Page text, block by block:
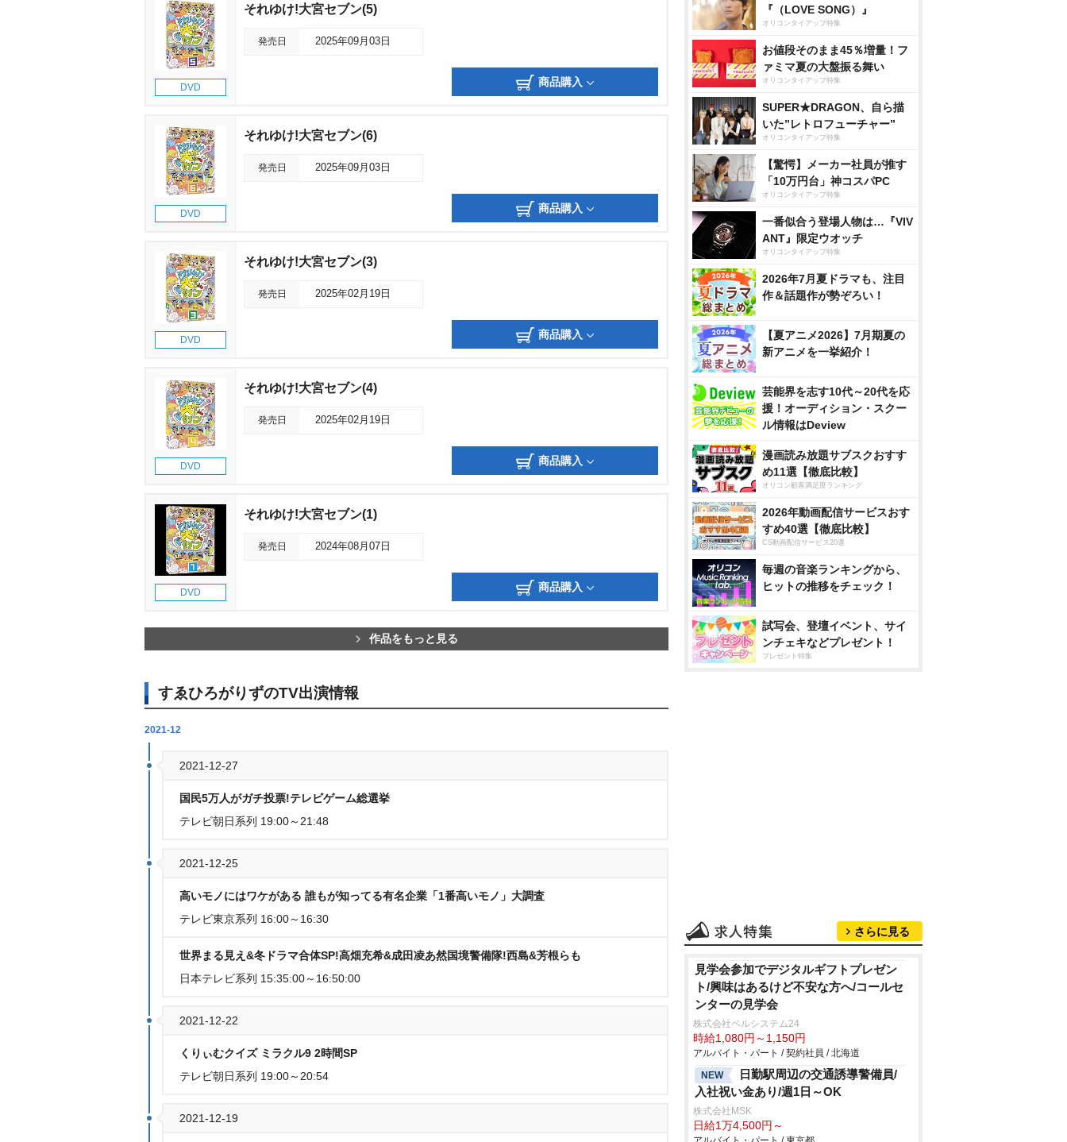
DVD
それゆけ!大宮セブン(5)
発売日 2025年09月03日
商品購入
DVD
それゆけ!大宮セブン(6)
発売日 2025年09月03日
商品購入
DVD
それゆけ!大宮セブン(3)
発売日 2025年02月19日
商品購入
DVD
それゆけ!大宮セブン(4)
発売日 2025年02月19日
商品購入
DVD
それゆけ!大宮セブン(1)
発売日 2024年08月07日
商品購入
作品をもっと見る
すゑひろがりずのTV出演情報
2021-12
2021-12-27
国民5万人がガチ投票!テレビゲーム総選挙
テレビ朝日系列 19:00～21:48
2021-12-25
高いモノにはワケがある 誰もが知ってる有名企業「1番高いモノ」大調査
テレビ東京系列 16:00～16:30
世界まる見え&冬ドラマ合体SP!高畑充希&成田凌あ然国境警備隊!西島&芳根らも
日本テレビ系列 15:35:00～16:50:00
2021-12-22
くりぃむクイズ ミラクル9 2時間SP
テレビ朝日系列 19:00～20:54
2021-12-19
『（LOVE SONG）』
オリコンタイアップ特集
お値段そのまま45％増量！フ
ァミマ夏の大盤振る舞い
オリコンタイアップ特集
SUPER★DRAGON、自ら描
いた”レトロフューチャー”
オリコンタイアップ特集
【驚愕】メーカー社員が推す
「10万円台」神コスパPC
オリコンタイアップ特集
一番似合う登場人物は…『VIV
ANT』限定ウオッチ
オリコンタイアップ特集
2026年7月夏ドラマも、注目
作＆話題作が勢ぞろい！
【夏アニメ2026】7月期夏の
新アニメを一挙紹介！
芸能界を志す10代～20代を応
援！オーディション・スクー
ル情報はDeview
漫画読み放題サブスクおすす
め11選【徹底比較】
オリコン顧客満足度ランキング
2026年動画配信サービスおす
すめ40選【徹底比較】
CS動画配信サービス20選
毎週の音楽ランキングから、
ヒットの推移をチェック！
試写会、登壇イベント、サイ
ンチェキなどプレゼント！
プレゼント特集
さらに見る
見学会参加でデジタルギフトプレゼン
ト/興味はあるけど不安な方へ/コールセ
ンターの見学会
株式会社ベルシステム24
時給1,080円～1,150円
アルバイト・パート / 契約社員 / 北海道
NEW
日勤駅周辺の交通誘導警備員/
入社祝い金あり/週1日～OK
株式会社MSK
日給1万4,500円～